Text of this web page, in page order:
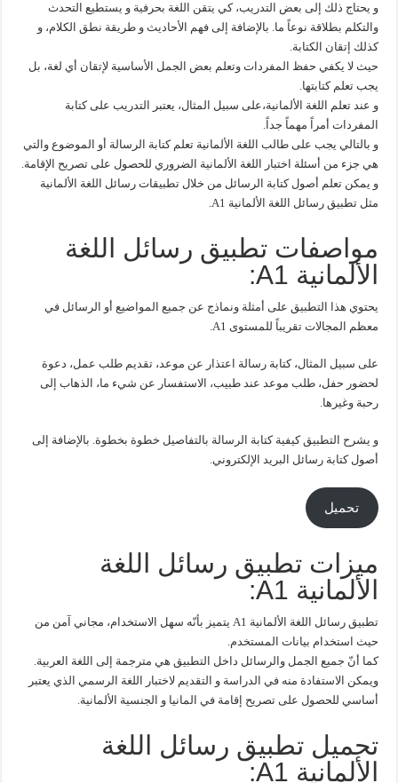
و يحتاج ذلك إلى بعض التدريب، كي يتقن اللغة بحرفية و يستطيع التحدث
والتكلم بطلاقة نوعاً ما. بالإضافة إلى فهم الأحاديث و طريقة نطق الكلام، و
كذلك إتقان الكتابة.
حيث لا يكفي حفظ المفردات وتعلم بعض الجمل الأساسية لإتقان أي لغة، بل
يجب تعلم كتابتها.
و عند تعلم اللغة الألمانية،على سبيل المثال، يعتبر التدريب على كتابة
المفردات أمراً مهماً جداً.
و بالتالي يجب على طالب اللغة الألمانية تعلم كتابة الرسالة أو الموضوع والتي
هي جزء من أسئلة اختبار اللغة الألمانية الضروري للحصول على تصريح الإقامة.
و يمكن تعلم أصول كتابة الرسائل من خلال تطبيقات رسائل اللغة الألمانية
مثل تطبيق رسائل اللغة الألمانية A1.
مواصفات تطبيق رسائل اللغة
الألمانية A1:
يحتوي هذا التطبيق على أمثلة ونماذج عن جميع المواضيع أو الرسائل في
معظم المجالات تقريباً للمستوى A1.
على سبيل المثال، كتابة رسالة اعتذار عن موعد، تقديم طلب عمل، دعوة
لحضور حفل، طلب موعد عند طبيب، الاستفسار عن شيء ما، الذهاب إلى
رحبة وغيرها.
و يشرح التطبيق كيفية كتابة الرسالة بالتفاصيل خطوة بخطوة. بالإضافة إلى
أصول كتابة رسائل البريد الإلكتروني.
تحميل
ميزات تطبيق رسائل اللغة
الألمانية A1:
تطبيق رسائل اللغة الألمانية A1 يتميز بأنّه سهل الاستخدام، مجاني آمن من
حيث استخدام بيانات المستخدم.
كما أنّ جميع الجمل والرسائل داخل التطبيق هي مترجمة إلى اللغة العربية.
ويمكن الاستفادة منه في الدراسة و التقديم لاختبار اللغة الرسمي الذي يعتبر
أساسي للحصول على تصريح إقامة في المانيا و الجنسية الألمانية.
تحميل تطبيق رسائل اللغة
الألمانية A1: